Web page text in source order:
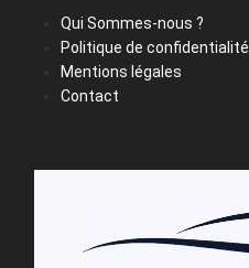
Qui Sommes-nous ?
Politique de confidentialité
Mentions légales
Contact